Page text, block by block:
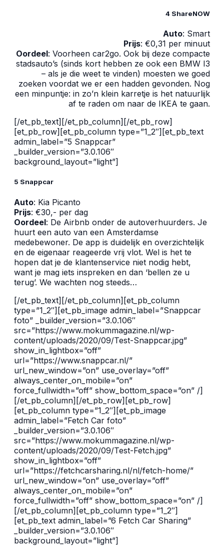
4 ShareNOW
Auto: Smart
Prijs: €0,31 per minuut
Oordeel: Voorheen car2go. Ook bij deze compacte
stadsauto’s (sinds kort hebben ze ook een BMW I3
– als je die weet te vinden) moesten we goed
zoeken voordat we er een hadden gevonden. Nog
een minpuntje: in zo’n klein karretje is het natuurlijk
af te raden om naar de IKEA te gaan.
[/et_pb_text][/et_pb_column][/et_pb_row]
[et_pb_row][et_pb_column type=”1_2″][et_pb_text
admin_label=”5 Snappcar”
_builder_version=”3.0.106″
background_layout=”light”]
5 Snappcar
Auto: Kia Picanto
Prijs: €30,- per dag
Oordeel: De Airbnb onder de autoverhuurders. Je
huurt een auto van een Amsterdamse
medebewoner. De app is duidelijk en overzichtelijk
en de eigenaar reageerde vrij vlot. Wel is het te
hopen dat je de klantenservice niet nodig hebt,
want je mag iets inspreken en dan ‘bellen ze u
terug’. We wachten nog steeds…
[/et_pb_text][/et_pb_column][et_pb_column
type=”1_2″][et_pb_image admin_label=”Snappcar
foto” _builder_version=”3.0.106″
src=”https://www.mokummagazine.nl/wp-
content/uploads/2020/09/Test-Snappcar.jpg”
show_in_lightbox=”off”
url=”https://www.snappcar.nl/”
url_new_window=”on” use_overlay=”off”
always_center_on_mobile=”on”
force_fullwidth=”off” show_bottom_space=”on” /]
[/et_pb_column][/et_pb_row][et_pb_row]
[et_pb_column type=”1_2″][et_pb_image
admin_label=”Fetch Car foto”
_builder_version=”3.0.106″
src=”https://www.mokummagazine.nl/wp-
content/uploads/2020/09/Test-Fetch.jpg”
show_in_lightbox=”off”
url=”https://fetchcarsharing.nl/nl/fetch-home/”
url_new_window=”on” use_overlay=”off”
always_center_on_mobile=”on”
force_fullwidth=”off” show_bottom_space=”on” /]
[/et_pb_column][et_pb_column type=”1_2″]
[et_pb_text admin_label=”6 Fetch Car Sharing”
_builder_version=”3.0.106″
background_layout=”light”]